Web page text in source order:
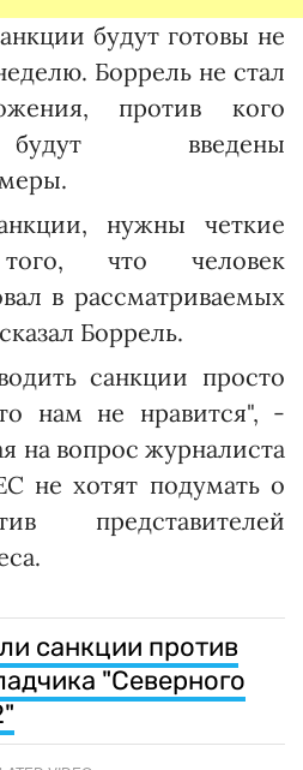
будут готовы не
Боррель не стал
против кого
введены
нужны четкие
того, что человек
в рассматриваемых
Боррель.
санкции просто
нам не нравится", -
на вопрос журналиста
не хотят подумать о
представителей
санкции против
"Северного